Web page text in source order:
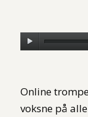
Online
voksne på